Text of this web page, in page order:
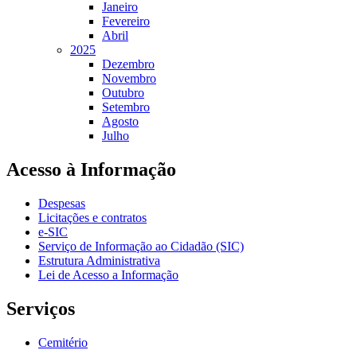
Janeiro
Fevereiro
Abril
2025
Dezembro
Novembro
Outubro
Setembro
Agosto
Julho
Acesso à Informação
Despesas
Licitações e contratos
e-SIC
Serviço de Informação ao Cidadão (SIC)
Estrutura Administrativa
Lei de Acesso a Informação
Serviços
Cemitério